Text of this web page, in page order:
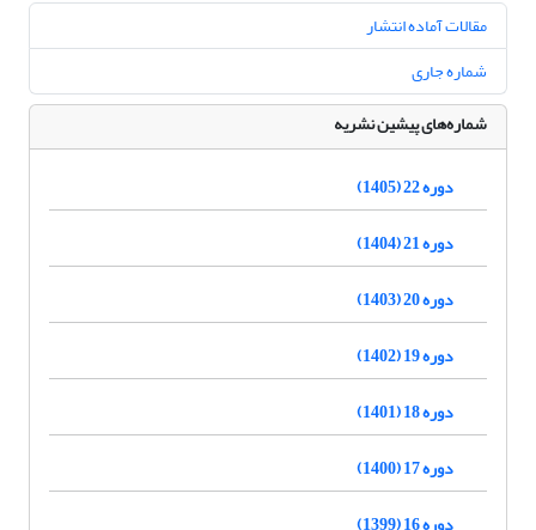
مقالات آماده انتشار
شماره جاری
شماره‌های پیشین نشریه
دوره 22 (1405)
دوره 21 (1404)
دوره 20 (1403)
دوره 19 (1402)
دوره 18 (1401)
دوره 17 (1400)